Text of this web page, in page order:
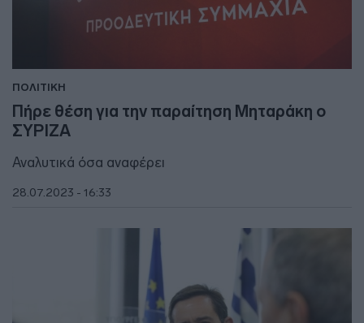
ΠΟΛΙΤΙΚΗ
Πήρε θέση για την παραίτηση Μηταράκη ο
ΣΥΡΙΖΑ
Αναλυτικά όσα αναφέρει
28.07.2023 - 16:33